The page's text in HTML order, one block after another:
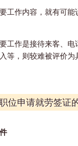
工作内容，就有可能
工作是接待来客、电
等，则较难被评价为
位申请就劳签证